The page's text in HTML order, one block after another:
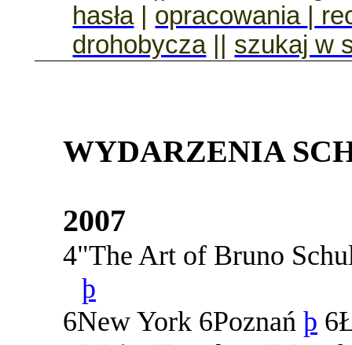
hasła| opracowania
drohobycza|| szukaj w
WYDARZENIA
2007
4"The Art of Bruno
þ
6New York 6Poznań þ 6